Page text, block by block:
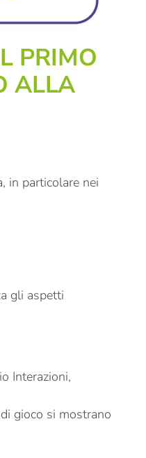
PRIMO
ALLA
in particolare nei
gli aspetti
Interazioni,
gioco si mostrano